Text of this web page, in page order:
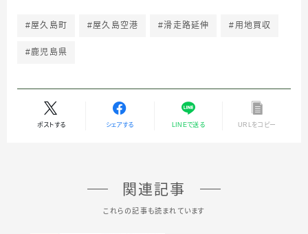
#屋久島町 #屋久島空港 #滑走路延伸 #用地買収
#鹿児島県
ポストする シェアする LINEで送る URLをコピー
関連記事
これらの記事も読まれています